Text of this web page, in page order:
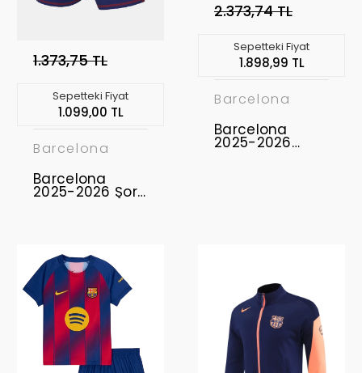
1.373,75 TL
Sepetteki Fiyat
1.099,00 TL
Barcelona
Barcelona
2025-2026 Şort
2.373,74 TL
Sepetteki Fiyat
1.898,99 TL
Barcelona
Barcelona
2025-2026